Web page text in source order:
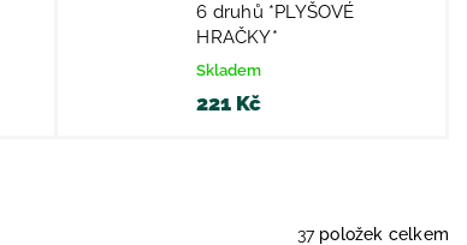
6 druhů *PLYŠOVÉ
HRAČKY*
Skladem
221 Kč
37položek celkem